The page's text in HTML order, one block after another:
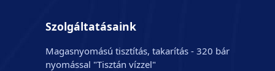
Szolgáltatásaink
Magasnyomású tisztítás, takarítás - 320 bár
nyomással "Tisztán vízzel"